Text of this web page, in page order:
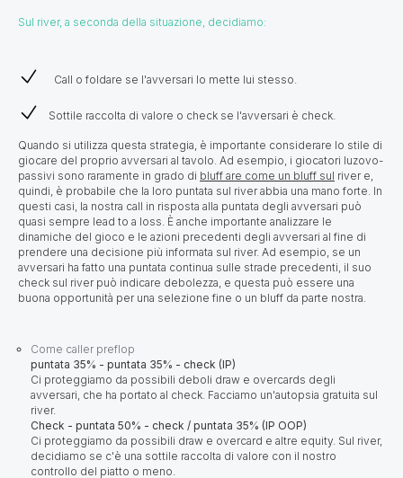
Sul river, a seconda della situazione, decidiamo:
Call o foldare se l'avversari lo mette lui stesso.
Sottile raccolta di valore o check se l'avversari è check.
Quando si utilizza questa strategia, è importante considerare lo stile di
giocare del proprio avversari al tavolo. Ad esempio, i giocatori luzovo-
passivi sono raramente in grado di bluff are come un bluff sul river e,
quindi, è probabile che la loro puntata sul river abbia una mano forte. In
questi casi, la nostra call in risposta alla puntata degli avversari può
quasi sempre lead to a loss. È anche importante analizzare le
dinamiche del gioco e le azioni precedenti degli avversari al fine di
prendere una decisione più informata sul river. Ad esempio, se un
avversari ha fatto una puntata continua sulle strade precedenti, il suo
check sul river può indicare debolezza, e questa può essere una
buona opportunità per una selezione fine o un bluff da parte nostra.
Come caller preflop
puntata 35% - puntata 35% - check (IP)
Ci proteggiamo da possibili deboli draw e overcards degli
avversari, che ha portato al check. Facciamo un'autopsia gratuita sul
river.
Check - puntata 50% - check / puntata 35% (IP OOP)
Ci proteggiamo da possibili draw e overcard e altre equity. Sul river,
decidiamo se c'è una sottile raccolta di valore con il nostro
controllo del piatto o meno.